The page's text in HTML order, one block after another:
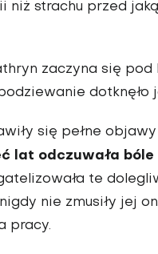
niż strachu przed
zaczyna się pod
dotknęło
się pełne
lat odczuwała bóle
te
nie zmusiły jej
pracy.